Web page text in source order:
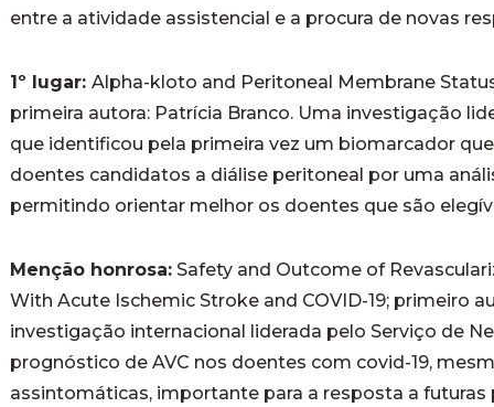
entre a atividade assistencial e a procura de novas
1º lugar: Alpha-kloto and Peritoneal Membrane
primeira autora: Patrícia Branco. Uma investigação
que identificou pela primeira vez um biomarcador
doentes candidatos a diálise peritoneal por uma
permitindo orientar melhor os doentes que são
Menção honrosa:Safety and Outcome of
With Acute Ischemic Stroke and COVID-19; primeiro
investigação internacional liderada pelo Serviço de
prognóstico de AVC nos doentes com covid-19,
assintomáticas, importante para a resposta a futuras